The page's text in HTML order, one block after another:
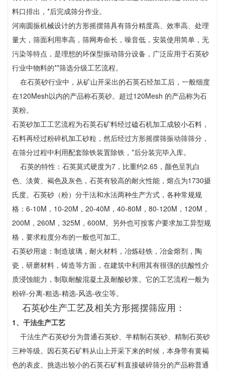
料口排出，*后完成筛分作业。
河南圆振机械设计的方形摇摆筛具有筛分精度高、效率高、处理
量大，筛面利用率高，筛网寿命长，噪音低，安装使用简单，无
污染等特点，是理想的环保型振动筛分设备，广泛应用于石英砂
行业中物料的**筛选分级工艺流程。
在石英砂行业中，从矿山开采出的石英石经加工后，一般细度
在120Mesh以内的产品称石英砂。超过120Mesh 的产品称为石
英粉。
石英砂加工工艺流程为石英石矿料经过磕石机加工成较小石料，
石料再经过粉碎机加工砂粒，然后经过方形摇摆筛振动筛筛分，
在筛分过程中利用配套除铁装置除铁，*后分装完毕入库。
石英的特性：石英莫式硬度为7，比重约2.65，颜色呈乳白
色、淡黄、褐色及灰色，石英有较高的耐火性能，熔点为1730摄
氏度。石英砂（粉）分干法和水法两种生产方式，各种常规规
格：6-10M，10-20M，20-40M，40-80M，80-120M，120M，
200M，260M，325M，600M。另外也可按客户要求加工异型规
格，要求粒度分布的一般也可加工。
石英砂用途：制造玻璃，耐火材料，冶炼硅铁，冶金熔剂，陶
瓷，研磨材料，铸造等方面，在建筑中利用其有很强的抗酸性介
质浸蚀能力，制取耐酸混凝土及耐酸砂浆。它的工艺流程一般为
粉碎-分离-粗选-精选-风选-收尘等。
石英砂生产工艺及相关方形摇摆筛应用：
1、干法生产工艺
干法生产石英砂分为普通石英砂、半精制石英砂、精制石英砂
三种等级。因石英石矿料从山上开采下来的时候，本身带有黄褐
色的表皮。挑选出较小的石英石矿料直接破碎筛分的产品称普通